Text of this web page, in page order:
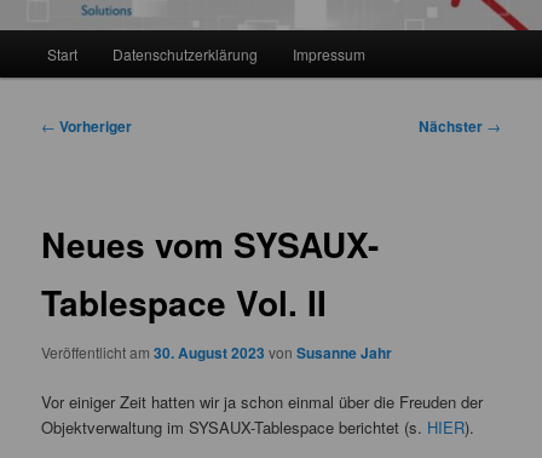
Start Datenschutzerklärung Impressum
Beitragsnavigation
← Vorheriger Nächster →
Neues vom SYSAUX-
Tablespace Vol. II
Veröffentlicht am30. August 2023 vonSusanne Jahr
Vor einiger Zeit hatten wir ja schon einmal über die Freuden der
Objektverwaltung im SYSAUX-Tablespace berichtet (s. HIER).